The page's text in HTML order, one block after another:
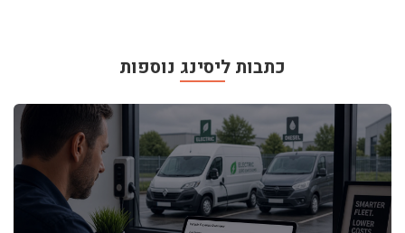
כתבות ליסינג נוספות